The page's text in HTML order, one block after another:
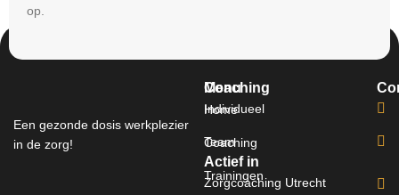
op.
Een gezonde dosis werkplezier
in de zorg!
Menu
Home
Coaching
Trainingen
Coaching
Individueel
Team
Actief in
Zorgcoaching Utrecht